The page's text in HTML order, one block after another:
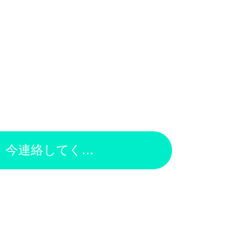
今連絡してください